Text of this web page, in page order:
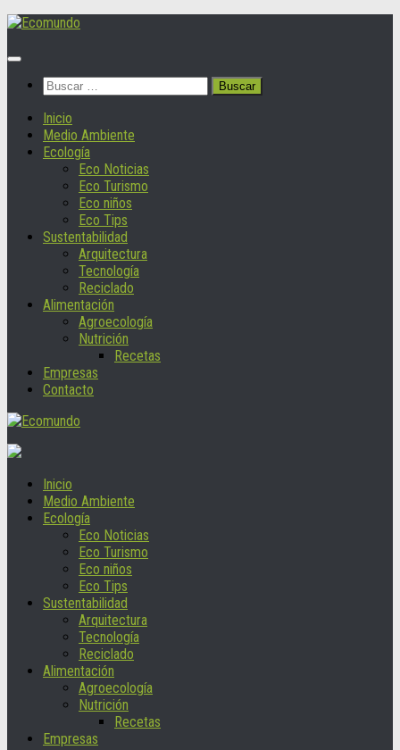
Saltar
contenido
Buscar:
Inicio
Medio Ambiente
Ecología
Eco Noticias
Eco Turismo
Eco niños
Eco Tips
Sustentabilidad
Arquitectura
Tecnología
Reciclado
Alimentación
Agroecología
Nutrición
Recetas
Empresas
Contacto
Inicio
Medio Ambiente
Ecología
Eco Noticias
Eco Turismo
Eco niños
Eco Tips
Sustentabilidad
Arquitectura
Tecnología
Reciclado
Alimentación
Agroecología
Nutrición
Recetas
Empresas